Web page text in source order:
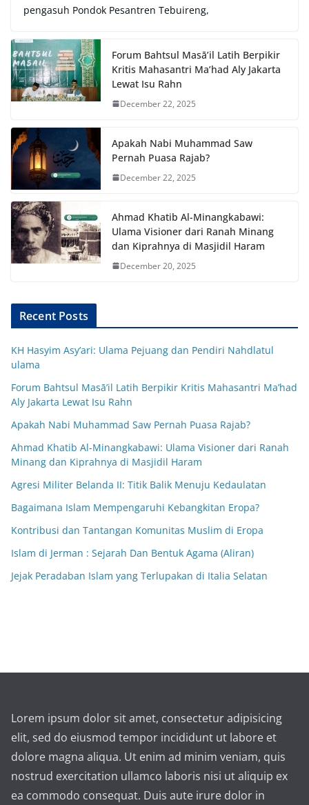
pengasuh Pondok Pesantren Tebuireng,
Forum Bahtsul Masā’il Latih Berpikir
Kritis Mahasantri Ma’had Aly Jakarta
Lewat Isu Rahn
December 22, 2025
Apakah Nabi Muhammad Saw
Pernah Puasa Rajab?
December 22, 2025
Ahmad Khatib Al-Minangkabawi:
Ulama Visioner dari Ranah Minang
dan Kiprahnya di Masjidil Haram
December 20, 2025
Recent Posts
KH Hasyim Asy’ari: Ulama Pejuang dan Pendiri Nahdlatul
ulama
Forum Bahtsul Masā’il Latih Berpikir Kritis Mahasantri Ma’had
Aly Jakarta Lewat Isu Rahn
Apakah Nabi Muhammad Saw Pernah Puasa Rajab?
Ahmad Khatib Al-Minangkabawi: Ulama Visioner dari Ranah
Minang dan Kiprahnya di Masjidil Haram
Agresi Militer Belanda II: Titik Balik Menuju Kedaulatan
Bagaimana Islam Mempengaruhi Kebangkitan Eropa?
Kontribusi dan Tantangan Komunitas Muslim di Eropa
Islam di Jerman : Sejarah Dan Bentuk Agama (Aliran)
Jejak Peradaban Islam yang Terlupakan di Italia Selatan
Lorem ipsum dolor sit amet, consectetur adipisicing
elit, sed do eiusmod tempor incididunt ut labore et
dolore magna aliqua. Ut enim ad minim veniam, quis
nostrud exercitation ullamco laboris nisi ut aliquip ex
ea commodo consequat. Duis aute irure dolor in